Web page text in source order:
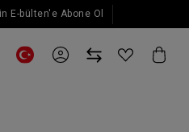
E-bülten'e Abone Ol
kaydol